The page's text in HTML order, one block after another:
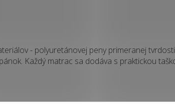
- polyuretánovej peny primeranej
Každý matrac sa dodáva s praktickou